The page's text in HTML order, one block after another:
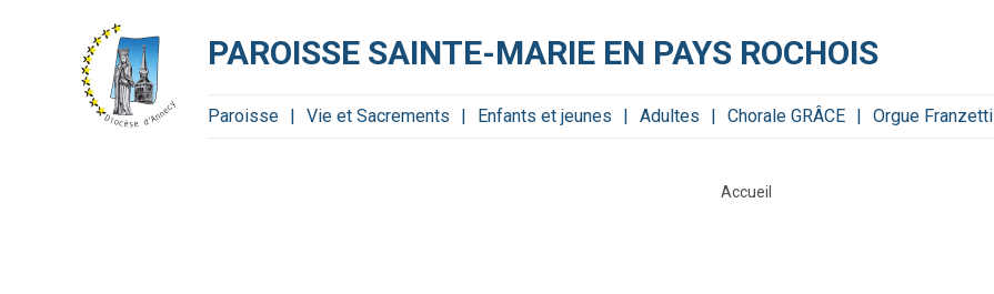
PAROISSE SAINTE-MARIE EN PAYS ROCHOIS
Paroisse Vie et Sacrements Enfants et jeunes Adultes Chorale GRÂCE Orgue Franzetti
Accueil